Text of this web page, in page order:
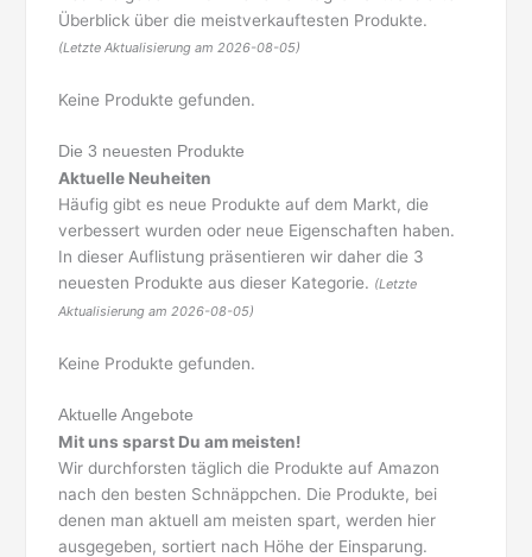
Überblick über die meistverkauftesten Produkte.
(Letzte Aktualisierung am 2026-08-05)
Keine Produkte gefunden.
Die 3 neuesten Produkte
Aktuelle Neuheiten
Häufig gibt es neue Produkte auf dem Markt, die
verbessert wurden oder neue Eigenschaften haben.
In dieser Auflistung präsentieren wir daher die 3
neuesten Produkte aus dieser Kategorie. (Letzte
Aktualisierung am 2026-08-05)
Keine Produkte gefunden.
Aktuelle Angebote
Mit uns sparst Du am meisten!
Wir durchforsten täglich die Produkte auf Amazon
nach den besten Schnäppchen. Die Produkte, bei
denen man aktuell am meisten spart, werden hier
ausgegeben, sortiert nach Höhe der Einsparung.